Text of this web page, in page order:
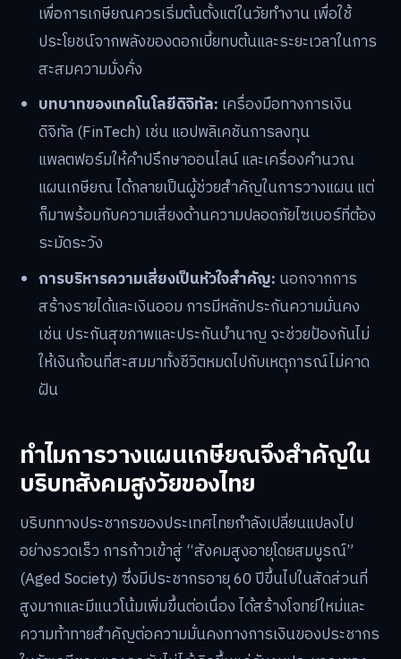
เพื่อการเกษียณควรเริ่มต้นตั้งแต่ในวัยทำงาน เพื่อใช้
ประโยชน์จากพลังของดอกเบี้ยทบต้นและระยะเวลาในการ
สะสมความมั่งคั่ง
บทบาทของเทคโนโลยีดิจิทัล: เครื่องมือทางการเงิน
ดิจิทัล (FinTech) เช่น แอปพลิเคชันการลงทุน
แพลตฟอร์มให้คำปรึกษาออนไลน์ และเครื่องคำนวณ
แผนเกษียณ ได้กลายเป็นผู้ช่วยสำคัญในการวางแผน แต่
ก็มาพร้อมกับความเสี่ยงด้านความปลอดภัยไซเบอร์ที่ต้อง
ระมัดระวัง
การบริหารความเสี่ยงเป็นหัวใจสำคัญ: นอกจากการ
สร้างรายได้และเงินออม การมีหลักประกันความมั่นคง
เช่น ประกันสุขภาพและประกันบำนาญ จะช่วยป้องกันไม่
ให้เงินก้อนที่สะสมมาทั้งชีวิตหมดไปกับเหตุการณ์ไม่คาด
ฝัน
ทำไมการวางแผนเกษียณจึงสำคัญใน
บริบทสังคมสูงวัยของไทย
บริบททางประชากรของประเทศไทยกำลังเปลี่ยนแปลงไป
อย่างรวดเร็ว การก้าวเข้าสู่ “สังคมสูงอายุโดยสมบูรณ์”
(Aged Society) ซึ่งมีประชากรอายุ 60 ปีขึ้นไปในสัดส่วนที่
สูงมากและมีแนวโน้มเพิ่มขึ้นต่อเนื่อง ได้สร้างโจทย์ใหม่และ
ความท้าทายสำคัญต่อความมั่นคงทางการเงินของประชากร